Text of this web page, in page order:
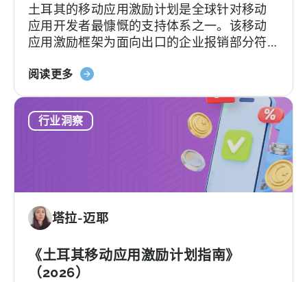
土耳其的移动应用激励计划是全球针对移动
应用开发者最慷慨的支持体系之一。该移动
应用激励框架为面向出口的企业报销部分符
场准入费用，具体支持力度和上限因类别及
阅读更多关
耳
激
计
划：
行业洞察
塔拉-迈耶
《土耳其移动应用激励计划指南》
（2026）